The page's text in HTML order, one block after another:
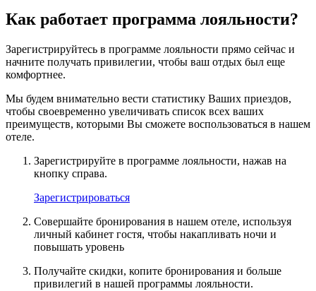
Как работает программа лояльности?
Зарегистрируйтесь в программе лояльности прямо сейчас и
начните получать привилегии, чтобы ваш отдых был еще
комфортнее.
Мы будем внимательно вести статистику Ваших приездов,
чтобы своевременно увеличивать список всех ваших
преимуществ, которыми Вы сможете воспользоваться в нашем
отеле.
Зарегистрируйте в программе лояльности, нажав на
кнопку справа.
Зарегистрироваться
Совершайте бронирования в нашем отеле, используя
личный кабинет гостя, чтобы накапливать ночи и
повышать уровень
Получайте скидки, копите бронирования и больше
привилегий в нашей программы лояльности.